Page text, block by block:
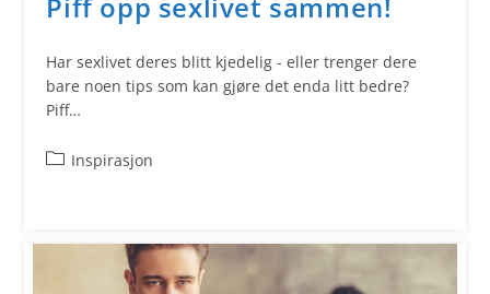
Har sexlivet deres blitt kjedelig - eller trenger dere
bare noen tips som kan gjøre det enda litt bedre?
Piff…
Inspirasjon